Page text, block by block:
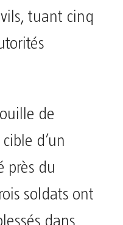
tuant cinq
de
d’un
près du
soldats ont